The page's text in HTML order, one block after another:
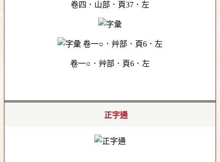
卷四．山部．頁37．左
卷一○．艸部．頁6．左
正字通